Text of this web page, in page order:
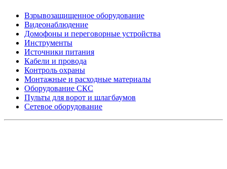
Взрывозащищенное оборудование
Видеонаблюдение
Домофоны и переговорные устройства
Инструменты
Источники питания
Кабели и провода
Контроль охраны
Монтажные и расходные материалы
Оборудование СКС
Пульты для ворот и шлагбаумов
Сетевое оборудование